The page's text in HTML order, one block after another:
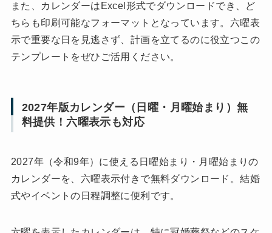
また、カレンダーはExcel形式でダウンロードでき、ど
ちらも印刷可能なフォーマットとなっています。六曜表
示で重要な日を見逃さず、計画を立てるのに役立つこの
テンプレートをぜひご活用ください。
2027年版カレンダー（日曜・月曜始まり）無
料提供！六曜表示も対応
2027年（令和9年）に使える日曜始まり・月曜始まりの
カレンダーを、六曜表示付きで無料ダウンロード。結婚
式やイベントの日程調整に便利です。